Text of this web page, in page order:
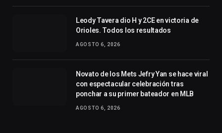
Leody Tavera dio H y 2CE en victoria de
Orioles. Todos los resultados
AGOSTO 6, 2026
Novato de los Mets Jefry Yan se hace viral
con espectacular celebración tras
ponchar a su primer bateador en MLB
AGOSTO 6, 2026